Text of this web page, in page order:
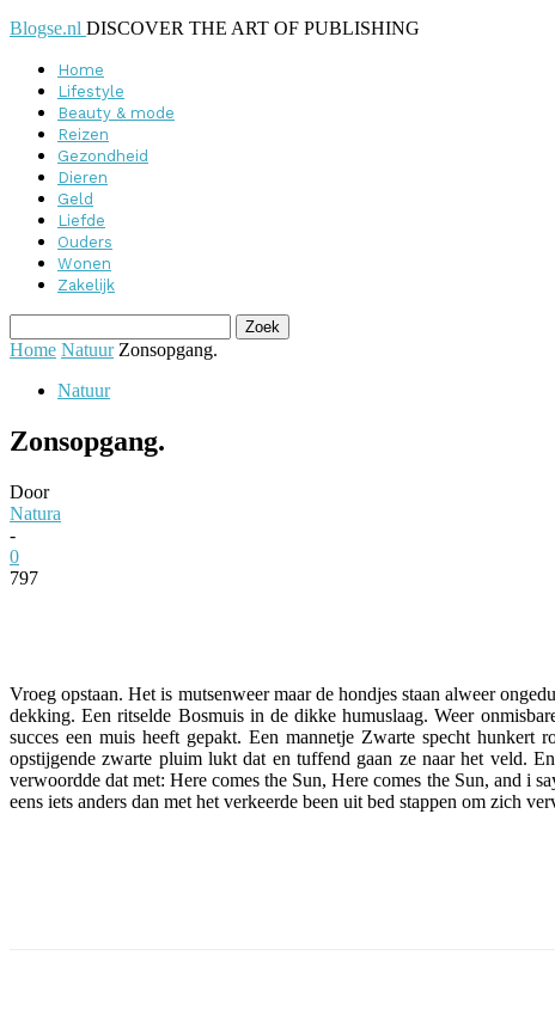
Blogse.nl DISCOVER THE ART OF PUBLISHING
Home
Lifestyle
Beauty & mode
Reizen
Gezondheid
Dieren
Geld
Liefde
Ouders
Wonen
Zakelijk
Home Natuur Zonsopgang.
Natuur
Zonsopgang.
Door
Natura
-
0
797
Vroeg opstaan. Het is mutsenweer maar de hondjes staan alweer
dekking. Een ritselde Bosmuis in de dikke humuslaag. Weer
succes een muis heeft gepakt. Een mannetje Zwarte specht
opstijgende zwarte pluim lukt dat en tuffend gaan ze naar het veld.
verwoordde dat met: Here comes the Sun, Here comes the Sun, and
eens iets anders dan met het verkeerde been uit bed stappen om zich